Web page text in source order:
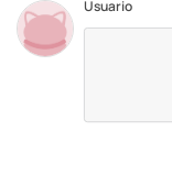
Usuario